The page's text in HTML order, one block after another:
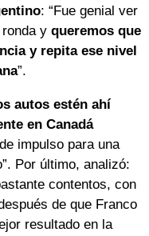
: “Fue genial ver
y queremos que
y repita ese nivel
”.
autos estén ahí
en Canadá
impulso para una
Por último, analizó:
contentos, con
de que Franco
resultado en la